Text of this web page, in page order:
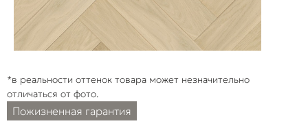
*в реальности оттенок товара может незначительно
отличаться от фото.
Пожизненная гарантия